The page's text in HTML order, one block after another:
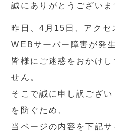
誠にありがとうございま
昨日、4月15日、アクセ
WEBサーバー障害が発
皆様にご迷惑をおかけ
せん。
そこで誠に申し訳ござ
を防ぐため、
当ページの内容を下記